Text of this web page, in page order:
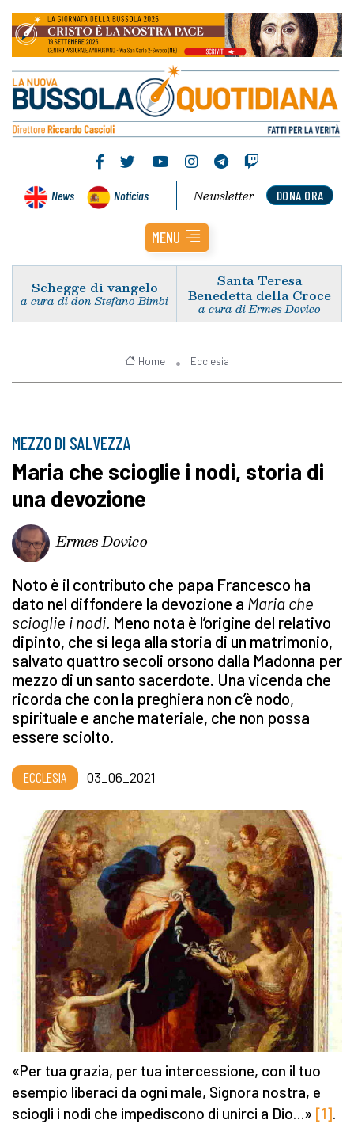
News Noticias DONA ORA
Newsletter
MENU
Schegge di vangelo
a cura di don Stefano Bimbi
Santa Teresa
Benedetta della Croce
a cura di Ermes Dovico
Home Ecclesia
MEZZO DI SALVEZZA
Maria che scioglie i nodi, storia di
una devozione
Ermes Dovico
Noto è il contributo che papa Francesco ha
dato nel diffondere la devozione a Maria che
scioglie i nodi. Meno nota è l’origine del relativo
dipinto, che si lega alla storia di un matrimonio,
salvato quattro secoli orsono dalla Madonna per
mezzo di un santo sacerdote. Una vicenda che
ricorda che con la preghiera non c’è nodo,
spirituale e anche materiale, che non possa
essere sciolto.
ECCLESIA 03_06_2021
«Per tua grazia, per tua intercessione, con il tuo
esempio liberaci da ogni male, Signora nostra, e
sciogli i nodi che impediscono di unirci a Dio…» [1].